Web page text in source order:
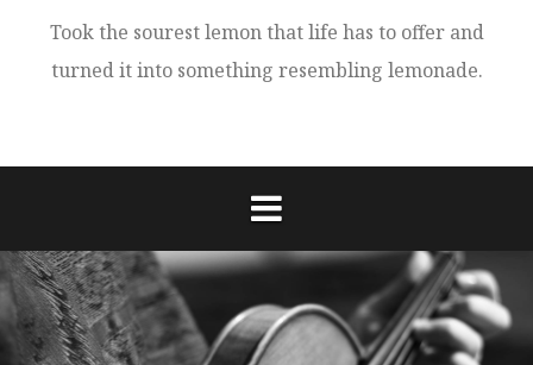
Took the sourest lemon that life has to offer and
turned it into something resembling lemonade.